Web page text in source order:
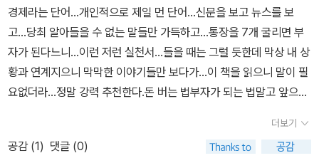
파국을 가늠할 수 있는 시금석이 되어줄 것이며, 동시에 경제를 보는
새로운 안목을 길러줄 것이다.
경제라는 단어...개인적으로 제일 먼 단어...신문을 보고 뉴스를 보
고...당최 알아들을 수 없는 말들만 가득하고...통장을 7개 굴리면 부
자가 된다느니...이런 저런 실천서...들을 때는 그럴 듯한데 막상 내 상
황과 연계지으니 막막한 이야기들만 보다가...이 책을 읽으니 말이 필
요없더라...정말 강력 추천한다.돈 버는 법부자가 되는 법말고 앞으로
리에 대한 이야기는 전혀 아니고무척 잘나고 똑똑하지만 알고보면 말
썽과 헛점이 많은 세계 여러 은행의 총재들의 이야기가 들어있을 뿐
더보기
공감 (1) 댓글 (0)